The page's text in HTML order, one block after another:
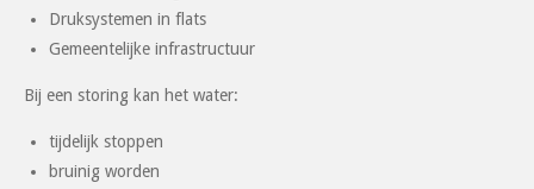
Druksystemen in flats
Gemeentelijke infrastructuur
Bij een storing kan het water:
tijdelijk stoppen
bruinig worden